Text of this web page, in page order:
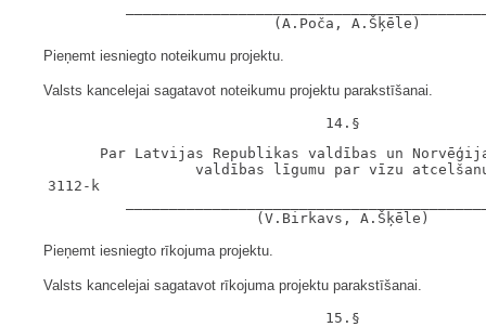
Pieņemt iesniegto noteikumu projektu.
Valsts kancelejai sagatavot noteikumu projektu parakstīšanai.
Par Latvijas Republikas valdības un
valdības līgumu par vīzu
3112-k
Pieņemt iesniegto rīkojuma projektu.
Valsts kancelejai sagatavot rīkojuma projektu parakstīšanai.